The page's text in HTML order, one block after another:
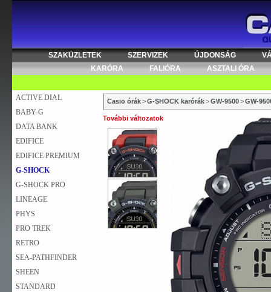
SZAKÜZLETEK SZERVIZEK ÚJDONSÁG
KARÓRA
FALIÓRA ASZTALI ÓRA
ACTIVE DIAL
BABY-G
DATA BANK
EDIFICE
EDIFICE PREMIUM
G-SHOCK
G-SHOCK PRO
LINEAGE
PHYS
PRO TREK
RETRO
SEA-PATHFINDER
SHEEN
STANDARD
Casio órák>G-SHOCK karórák>GW-9500>GW-
További változatok